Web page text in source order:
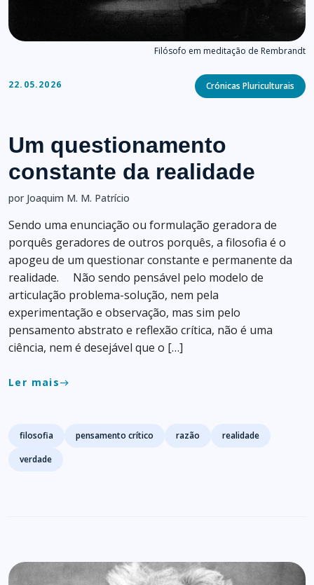
Filósofo em meditação de Rembrandt
22.05.2026 Categories
Crónicas Pluriculturais
Um questionamento
constante da realidade
por Joaquim M. M. Patrício
Sendo uma enunciação ou formulação geradora de
porquês geradores de outros porquês, a filosofia é o
apogeu de um questionar constante e permanente da
realidade. Não sendo pensável pelo modelo de
articulação problema-solução, nem pela
experimentação e observação, mas sim pelo
pensamento abstrato e reflexão crítica, não é uma
ciência, nem é desejável que o […]
Ler maiseast
Tags
filosofia pensamento crítico razão
realidade
verdade